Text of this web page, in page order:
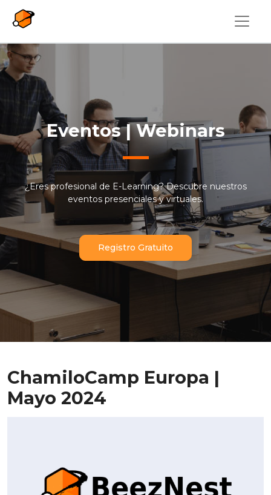
Eventos | Webinars
¿Eres profesional de E-Learning? Descubre nuestros
eventos presenciales y virtuales.
Registro Gratuito
ChamiloCamp Europa |
Mayo 2024